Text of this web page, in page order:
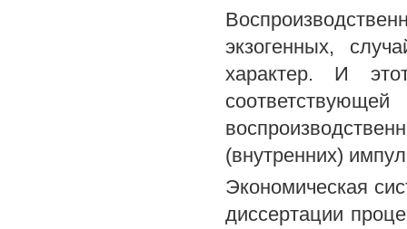
экзогенных,
характер. И
(внутренних)
Экономическая
диссертации